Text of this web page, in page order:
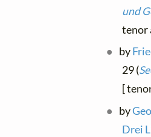
und
tenor
by
29 (
[
by
Drei